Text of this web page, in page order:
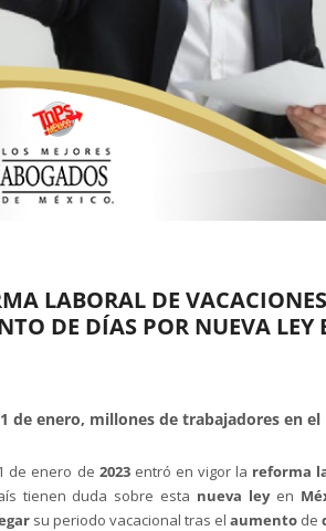
LABORAL DE
DE DÍAS POR NUEVA LEY
de enero, millones de trabajadores en
de enero de 2023 entró en vigor la reforma
tienen duda sobre esta nueva leyen
su periodo vacacional tras el aumento de